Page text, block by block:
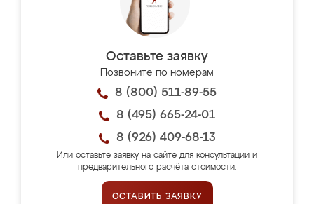
Оставьте заявку
Позвоните по номерам
8 (800) 511-89-55
8 (495) 665-24-01
8 (926) 409-68-13
Или оставьте заявку на сайте для консультации и
предварительного расчёта стоимости.
ОСТАВИТЬ ЗАЯВКУ